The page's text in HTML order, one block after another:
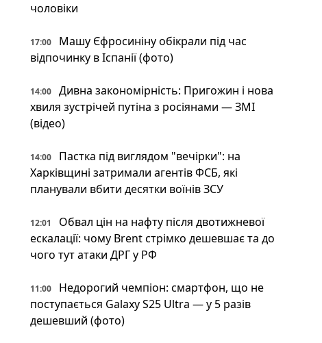
чоловіки
17:00
Машу Єфросиніну обікрали під час
відпочинку в Іспанії (фото)
14:00
Дивна закономірність: Пригожин і нова
хвиля зустрічей путіна з росіянами — ЗМІ
(відео)
14:00
Пастка під виглядом "вечірки": на
Харківщині затримали агентів ФСБ, які
планували вбити десятки воїнів ЗСУ
12:01
Обвал цін на нафту після двотижневої
ескалації: чому Brent стрімко дешевшає та до
чого тут атаки ДРГ у РФ
11:00
Недорогий чемпіон: смартфон, що не
поступається Galaxy S25 Ultra — у 5 разів
дешевший (фото)